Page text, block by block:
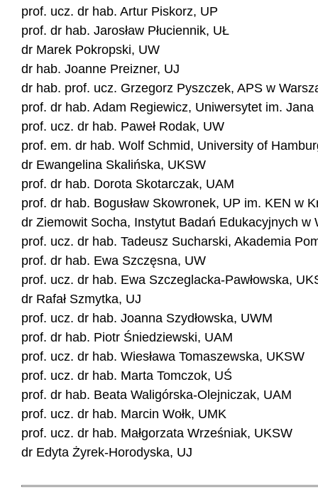
prof. ucz. dr hab. Artur Piskorz, UP
prof. dr hab. Jarosław Płuciennik, UŁ
dr Marek Pokropski, UW
dr hab. Joanne Preizner, UJ
dr hab. prof. ucz. Grzegorz Pyszczek, APS w
prof. dr hab. Adam Regiewicz, Uniwersytet im. Jana
prof. ucz. dr hab. Paweł Rodak, UW
prof. em. dr hab. Wolf Schmid, University of
dr Ewangelina Skalińska, UKSW
prof. dr hab. Dorota Skotarczak, UAM
prof. dr hab. Bogusław Skowronek, UP im. KEN w
dr Ziemowit Socha, Instytut Badań Edukacyjnych w
prof. ucz. dr hab. Tadeusz Sucharski, Akademia
prof. dr hab. Ewa Szczęsna, UW
prof. ucz. dr hab. Ewa Szczeglacka-Pawłowska,
dr Rafał Szmytka, UJ
prof. ucz. dr hab. Joanna Szydłowska, UWM
prof. dr hab. Piotr Śniedziewski, UAM
prof. ucz. dr hab. Wiesława Tomaszewska, UKSW
prof. ucz. dr hab. Marta Tomczok, UŚ
prof. dr hab. Beata Waligórska-Olejniczak, UAM
prof. ucz. dr hab. Marcin Wołk, UMK
prof. ucz. dr hab. Małgorzata Wrześniak, UKSW
dr Edyta Żyrek-Horodyska, UJ